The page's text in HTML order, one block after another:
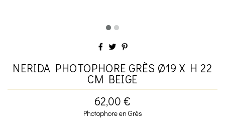
NERIDA PHOTOPHORE GRÈS Ø19 X H 22
CM BEIGE
62,00 €
Photophore en Grès